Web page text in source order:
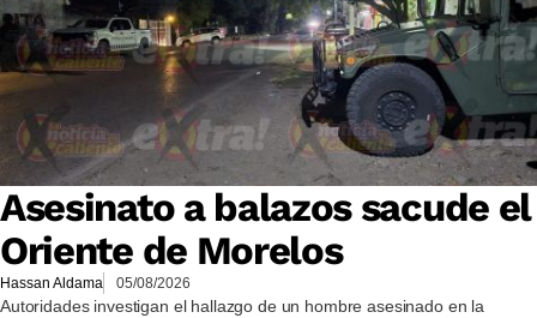
Asesinato a balazos sacude el
Oriente de Morelos
Hassan Aldama 05/08/2026
Autoridades investigan el hallazgo de un hombre asesinado en la